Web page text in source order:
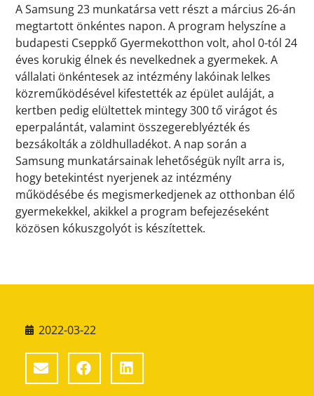
A Samsung 23 munkatársa vett részt a március 26-án
megtartott önkéntes napon. A program helyszíne a
budapesti Cseppkő Gyermekotthon volt, ahol 0-tól 24
éves korukig élnek és nevelkednek a gyermekek. A
vállalati önkéntesek az intézmény lakóinak lelkes
közreműködésével kifestették az épület auláját, a
kertben pedig elültettek mintegy 300 tő virágot és
eperpalántát, valamint összegereblyézték és
bezsákolták a zöldhulladékot. A nap során a
Samsung munkatársainak lehetőségük nyílt arra is,
hogy betekintést nyerjenek az intézmény
működésébe és megismerkedjenek az otthonban élő
gyermekekkel, akikkel a program befejezéseként
közösen kókuszgolyót is készítettek.
2022-03-22